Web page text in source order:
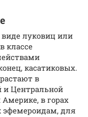
луковиц или
классе
касатиковых.
в
и Центральной
в горах
эфемероидам, для